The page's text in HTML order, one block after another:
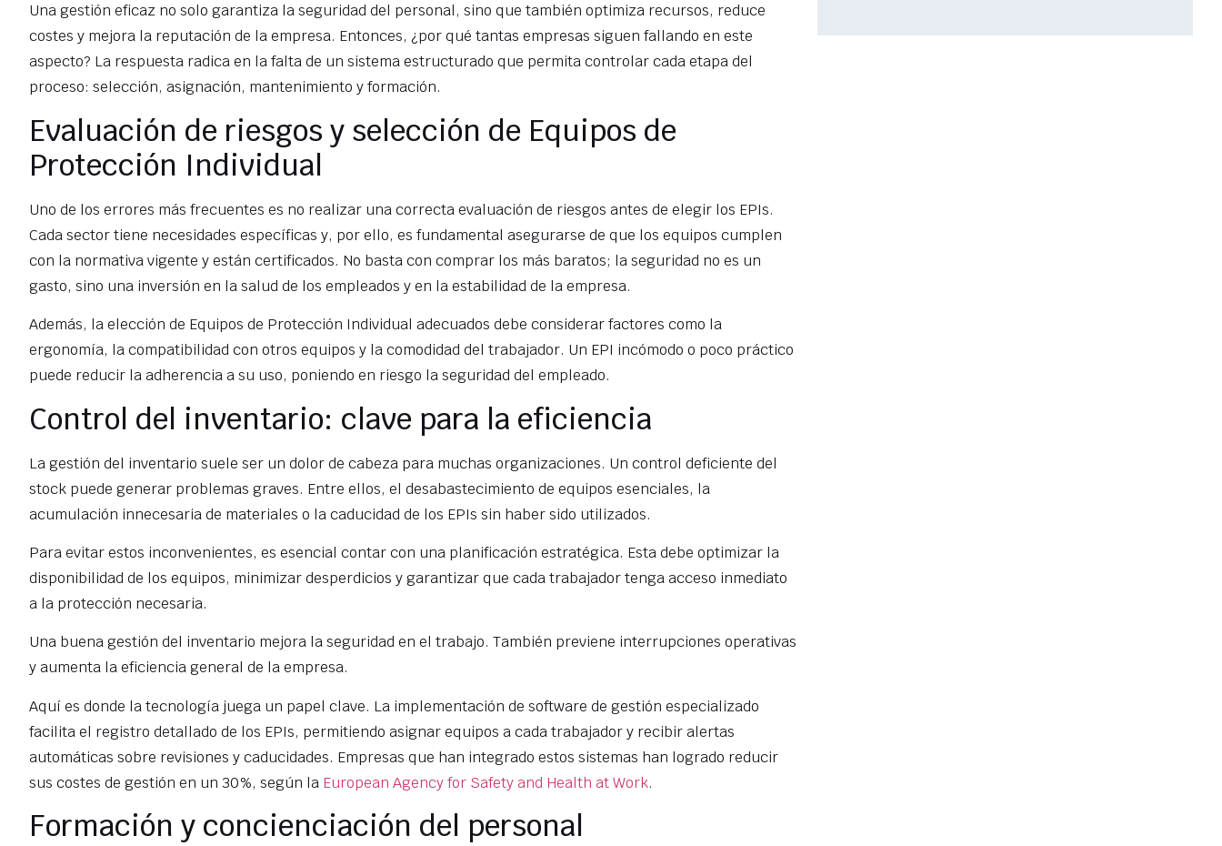
Una gestión eficaz no solo garantiza la seguridad del personal, sino que también optimiza recursos, reduce
costes y mejora la reputación de la empresa. Entonces, ¿por qué tantas empresas siguen fallando en este
aspecto? La respuesta radica en la falta de un sistema estructurado que permita controlar cada etapa del
proceso: selección, asignación, mantenimiento y formación.
Evaluación de riesgos y selección de Equipos de
Protección Individual
Uno de los errores más frecuentes es no realizar una correcta evaluación de riesgos antes de elegir los EPIs.
Cada sector tiene necesidades específicas y, por ello, es fundamental asegurarse de que los equipos cumplen
con la normativa vigente y están certificados. No basta con comprar los más baratos; la seguridad no es un
gasto, sino una inversión en la salud de los empleados y en la estabilidad de la empresa.
Además, la elección de Equipos de Protección Individual adecuados debe considerar factores como la
ergonomía, la compatibilidad con otros equipos y la comodidad del trabajador. Un EPI incómodo o poco práctico
puede reducir la adherencia a su uso, poniendo en riesgo la seguridad del empleado.
Control del inventario: clave para la eficiencia
La gestión del inventario suele ser un dolor de cabeza para muchas organizaciones. Un control deficiente del
stock puede generar problemas graves. Entre ellos, el desabastecimiento de equipos esenciales, la
acumulación innecesaria de materiales o la caducidad de los EPIs sin haber sido utilizados.
Para evitar estos inconvenientes, es esencial contar con una planificación estratégica. Esta debe optimizar la
disponibilidad de los equipos, minimizar desperdicios y garantizar que cada trabajador tenga acceso inmediato
a la protección necesaria.
Una buena gestión del inventario mejora la seguridad en el trabajo. También previene interrupciones operativas
y aumenta la eficiencia general de la empresa.
Aquí es donde la tecnología juega un papel clave. La implementación de software de gestión especializado
facilita el registro detallado de los EPIs, permitiendo asignar equipos a cada trabajador y recibir alertas
automáticas sobre revisiones y caducidades. Empresas que han integrado estos sistemas han logrado reducir
sus costes de gestión en un 30%, según la European Agency for Safety and Health at Work.
Formación y concienciación del personal